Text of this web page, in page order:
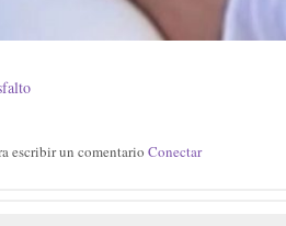
escribir un comentario Conectar